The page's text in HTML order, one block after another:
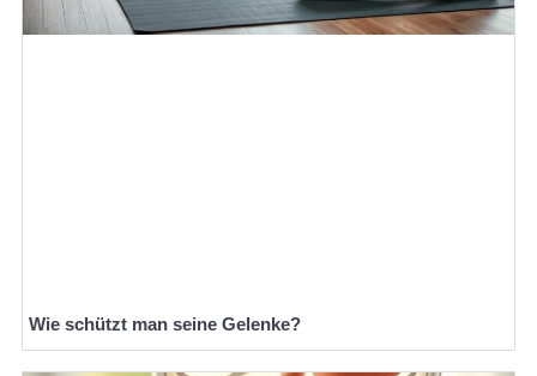
Wie schützt man seine Gelenke?